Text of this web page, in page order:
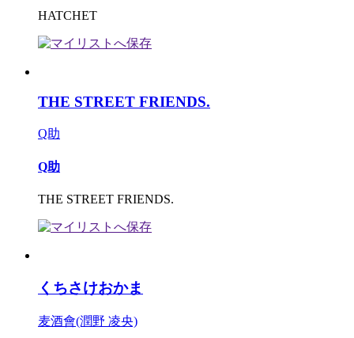
HATCHET
THE STREET FRIENDS.
Q助
Q助
THE STREET FRIENDS.
くちさけおかま
麦酒會(潤野 凌央)